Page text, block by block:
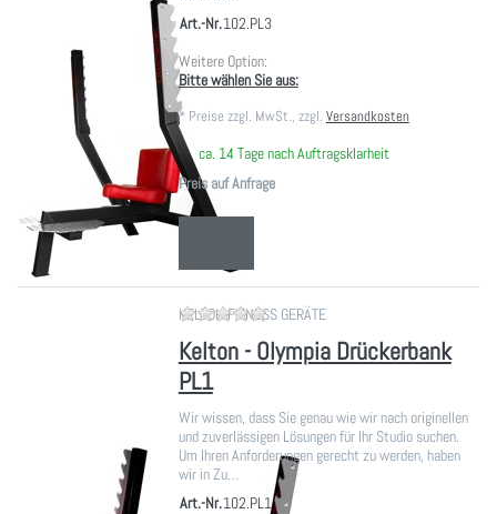
Art.-Nr.102.PL3
Weitere Option:
Bitte wählen Sie aus:
* Preise zzgl. MwSt., zzgl. Versandkosten
ca. 14 Tage nach Auftragsklarheit
Preis auf Anfrage
KELTON FITNESS GERÄTEZu diesem Produkt liegen noch
Kelton - Olympia Drückerbank
PL1
Wir wissen, dass Sie genau wie wir nach originellen
und zuverlässigen Lösungen für Ihr Studio suchen.
Um Ihren Anforderungen gerecht zu werden, haben
wir in Zu…
Art.-Nr.102.PL1